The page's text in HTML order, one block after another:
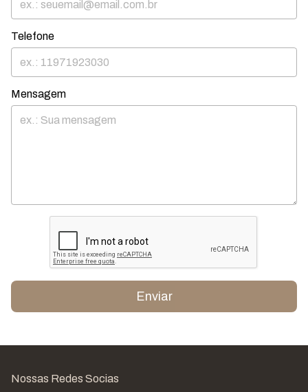
Telefone
Mensagem
Enviar
Nossas Redes Socias